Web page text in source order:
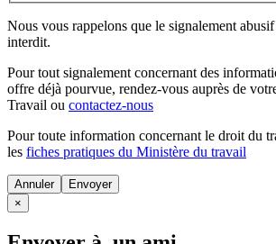
Nous vous rappelons que le signalement
interdit.
Pour tout signalement concernant des
offre déjà pourvue, rendez-vous auprès de
Travail ou contactez-nous
Pour toute information concernant le droit du
les fiches pratiques du Ministère du travail
Annuler
×